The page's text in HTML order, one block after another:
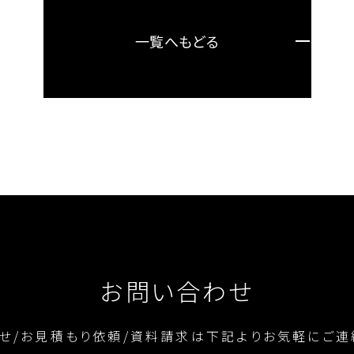
一覧へもどる
お問い合わせ
/お見積もり依頼/資料請求は下記よりお気軽にご連